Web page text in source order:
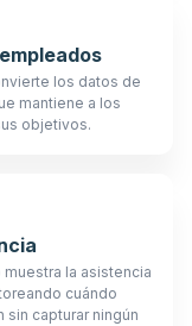
los datos de
mantiene a los
objetivos.
la asistencia
cuándo
sin capturar ningún